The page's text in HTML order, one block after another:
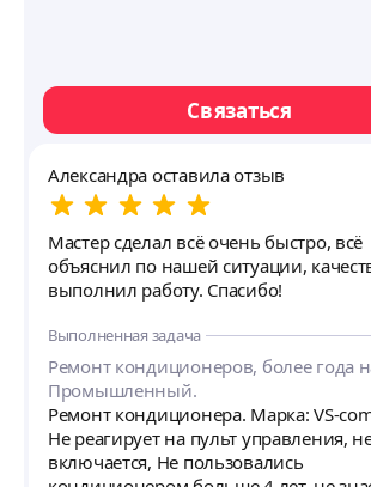
Связаться
Александра оставила отзыв
Мастер сделал всё очень быстро, всё
объяснил по нашей ситуации,
выполнил работу. Спасибо!
Выполненная задача
Ремонт кондиционеров, более года
Промышленный.
Ремонт кондиционера. Марка: VS-
Не реагирует на пульт управления,
включается, Не пользовались